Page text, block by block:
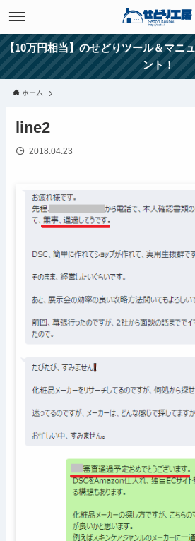
【10万円相当】のせどりツール＆マニ
ント！
ホーム
line2
2018.04.23